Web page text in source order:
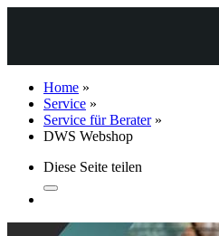
Home »
Service »
Service für Berater »
DWS Webshop
Diese Seite teilen